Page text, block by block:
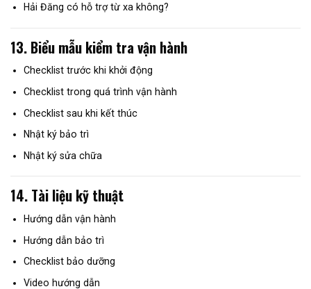
Hải Đăng có hỗ trợ từ xa không?
13. Biểu mẫu kiểm tra vận hành
Checklist trước khi khởi động
Checklist trong quá trình vận hành
Checklist sau khi kết thúc
Nhật ký bảo trì
Nhật ký sửa chữa
14. Tài liệu kỹ thuật
Hướng dẫn vận hành
Hướng dẫn bảo trì
Checklist bảo dưỡng
Video hướng dẫn